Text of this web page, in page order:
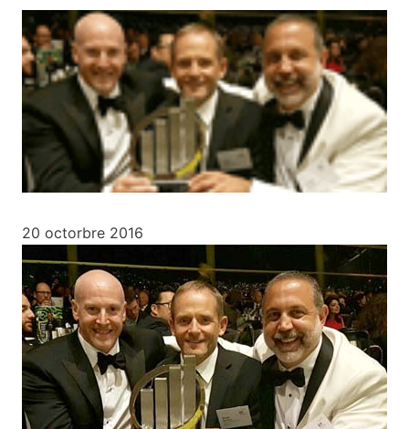
20 octorbre 2016